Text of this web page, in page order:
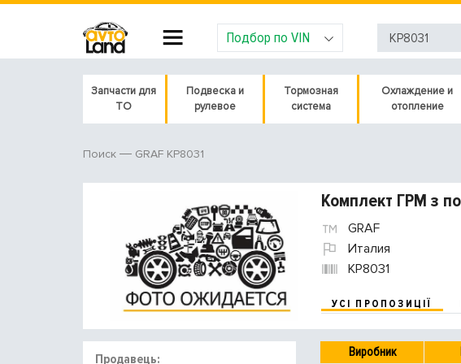
Подбор по VIN
Запчасти для
ТО
Подвеска и
рулевое
Тормозная
система
Охлаждение и
отопление
Поиск GRAF KP8031
Комплект ГРМ з
GRAF
Италия
KP8031
УСІ ПРОПОЗИЦІЇ
Продавець: Виробник